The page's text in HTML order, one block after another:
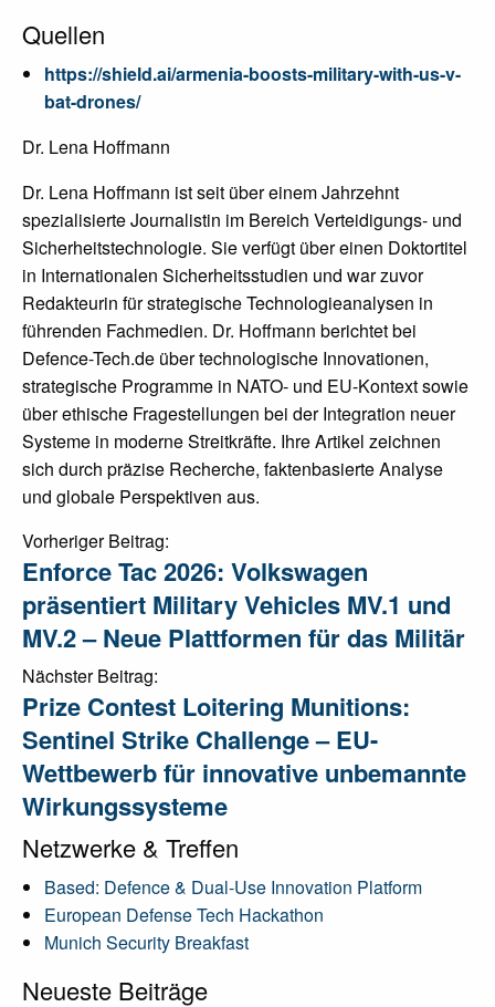
Quellen
https://shield.ai/armenia-boosts-military-with-us-v-
bat-drones/
Dr. Lena Hoffmann
Dr. Lena Hoffmann ist seit über einem Jahrzehnt
spezialisierte Journalistin im Bereich Verteidigungs- und
Sicherheitstechnologie. Sie verfügt über einen Doktortitel
in Internationalen Sicherheitsstudien und war zuvor
Redakteurin für strategische Technologieanalysen in
führenden Fachmedien. Dr. Hoffmann berichtet bei
Defence-Tech.de über technologische Innovationen,
strategische Programme in NATO- und EU-Kontext sowie
über ethische Fragestellungen bei der Integration neuer
Systeme in moderne Streitkräfte. Ihre Artikel zeichnen
sich durch präzise Recherche, faktenbasierte Analyse
und globale Perspektiven aus.
Post
navigation
Vorheriger Beitrag:
Enforce Tac 2026: Volkswagen
präsentiert Military Vehicles MV.1 und
MV.2 – Neue Plattformen für das Militär
Nächster Beitrag:
Prize Contest Loitering Munitions:
Sentinel Strike Challenge – EU-
Wettbewerb für innovative unbemannte
Wirkungssysteme
Netzwerke & Treffen
Based: Defence & Dual-Use Innovation Platform
European Defense Tech Hackathon
Munich Security Breakfast
Neueste Beiträge